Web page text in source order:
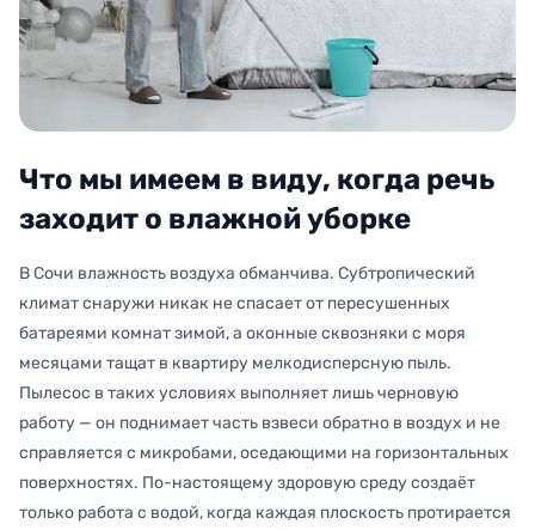
Что мы имеем в виду, когда речь
заходит о влажной уборке
В Сочи влажность воздуха обманчива. Субтропический
климат снаружи никак не спасает от пересушенных
батареями комнат зимой, а оконные сквозняки с моря
месяцами тащат в квартиру мелкодисперсную пыль.
Пылесос в таких условиях выполняет лишь черновую
работу — он поднимает часть взвеси обратно в воздух и не
справляется с микробами, оседающими на горизонтальных
поверхностях. По-настоящему здоровую среду создаёт
только работа с водой, когда каждая плоскость протирается